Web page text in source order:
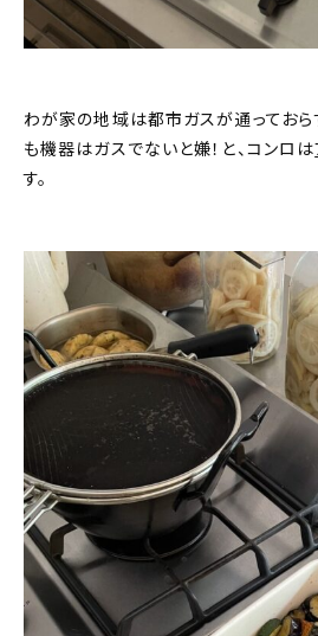
わが家の地域は都市ガスが通っておら
も機器はガスでないと嫌！と、コンロは
す。